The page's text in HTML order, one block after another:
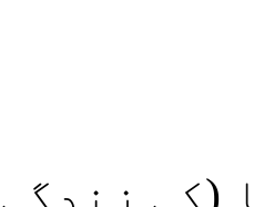
(کی